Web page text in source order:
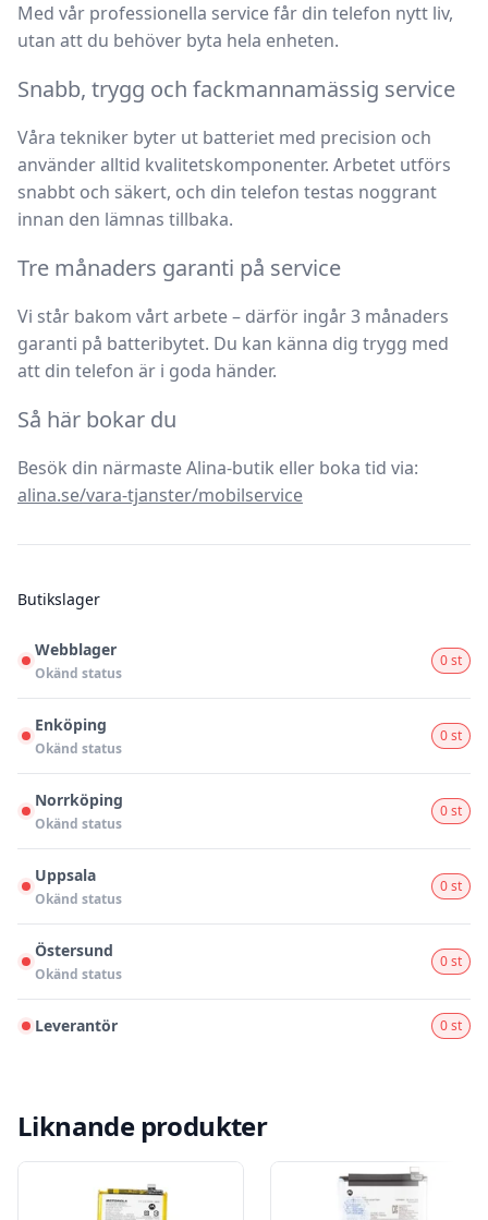
Med vår professionella service får din telefon nytt liv,
utan att du behöver byta hela enheten.
Snabb, trygg och fackmannamässig service
Våra tekniker byter ut batteriet med precision och
använder alltid kvalitetskomponenter. Arbetet utförs
snabbt och säkert, och din telefon testas noggrant
innan den lämnas tillbaka.
Tre månaders garanti på service
Vi står bakom vårt arbete – därför ingår3 månaders
garanti på batteribytet. Du kan känna dig trygg med
att din telefon är i goda händer.
Så här bokar du
Besök din närmaste Alina-butik eller boka tid via:
alina.se/vara-tjanster/mobilservice
Butikslager
Webblager
Okänd status
0 st
Enköping
Okänd status
0 st
Norrköping
Okänd status
0 st
Uppsala
Okänd status
0 st
Östersund
Okänd status
0 st
Leverantör 0 st
Liknande produkter